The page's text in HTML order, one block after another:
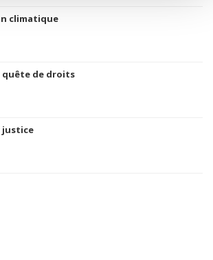
climatique
quête de droits
justice